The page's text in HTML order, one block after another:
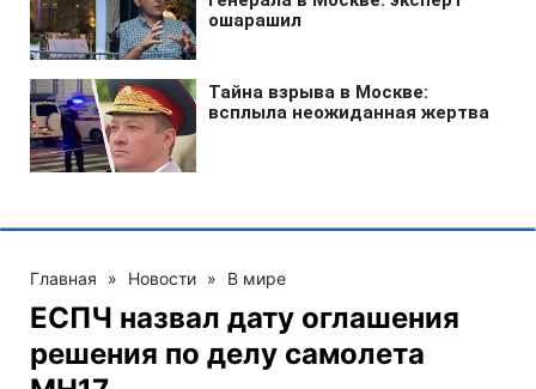
Главная » Новости » В мире
ЕСПЧ назвал дату оглашения
решения по делу самолета